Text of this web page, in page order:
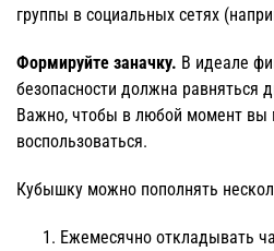
группы в социальных сетях
Формируйте заначку. В идеале
безопасности должна равняться
Важно, чтобы в любой момент вы
воспользоваться.
Кубышку можно пополнять
Ежемесячно откладывать